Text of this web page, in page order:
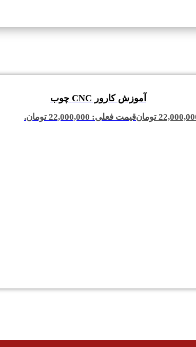
آموزش کارور CNC چوب
تومانقیمت فعلی: 22,000,000 تومان.